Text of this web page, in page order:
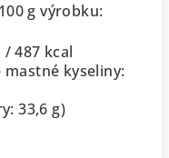
g výrobku:
487 kcal
mastné kyseliny:
33,6 g)